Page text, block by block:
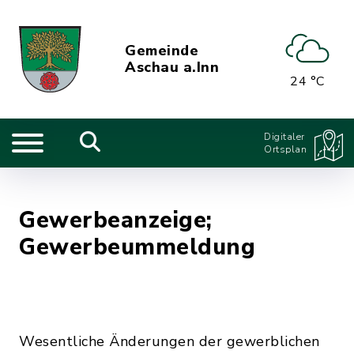
Gemeinde
Aschau a.Inn
24 °C
Digitaler
Ortsplan
Gewerbeanzeige;
Gewerbeummeldung
Wesentliche Änderungen der gewerblichen